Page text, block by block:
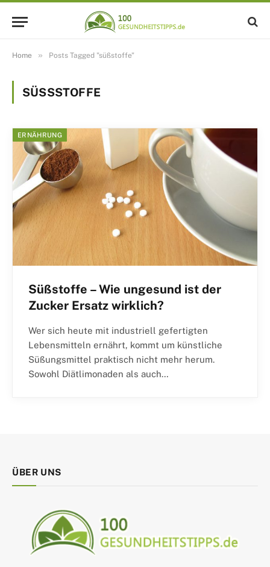
Home » Posts Tagged "süßstoffe"
SÜSSSTOFFE
ERNÄHRUNG
Süßstoffe – Wie ungesund ist der
Zucker Ersatz wirklich?
Wer sich heute mit industriell gefertigten
Lebensmitteln ernährt, kommt um künstliche
Süßungsmittel praktisch nicht mehr herum.
Sowohl Diätlimonaden als auch…
ÜBER UNS